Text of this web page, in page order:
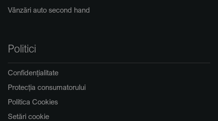
Vânzări auto second hand
Politici
Confidențialitate
Protecția consumatorului
Politica Cookies
Setări cookie